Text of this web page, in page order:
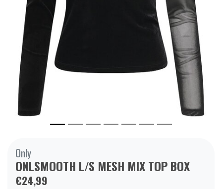
Vorige
Only
ONLSMOOTH L/S MESH MIX TOP BOX
€24,99